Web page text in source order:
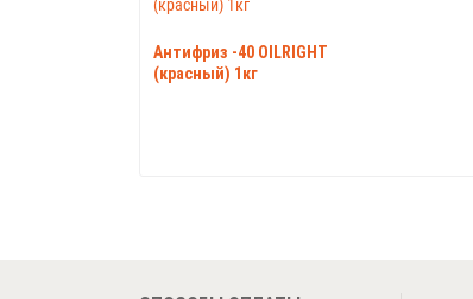
Антифриз -40 OILRIGHT
(красный) 1кг